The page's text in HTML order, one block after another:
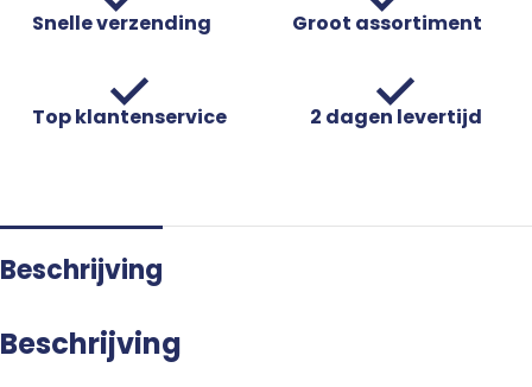
Snelle verzending Groot assortiment
Top klantenservice 2 dagen levertijd
Beschrijving
Beschrijving